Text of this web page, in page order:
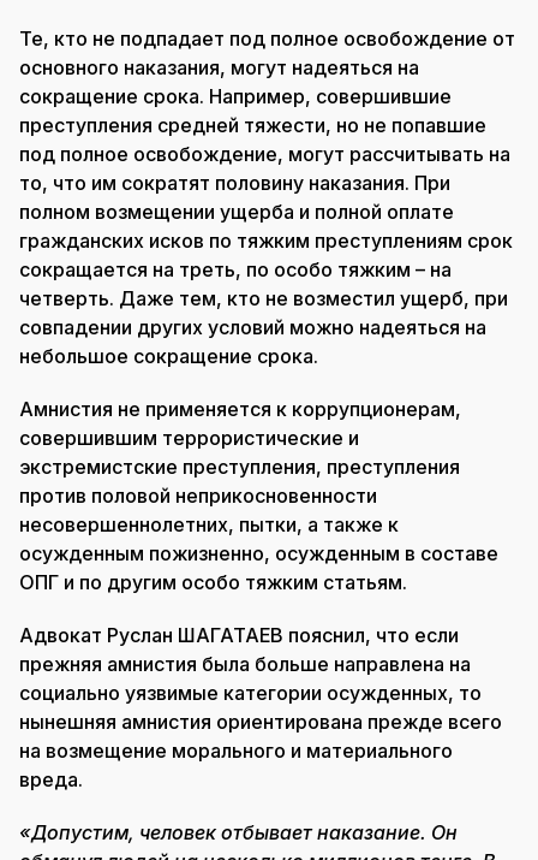
Те, кто не подпадает под полное освобождение от
основного наказания, могут надеяться на
сокращение срока. Например, совершившие
преступления средней тяжести, но не попавшие
под полное освобождение, могут рассчитывать на
то, что им сократят половину наказания. При
полном возмещении ущерба и полной оплате
гражданских исков по тяжким преступлениям срок
сокращается на треть, по особо тяжким – на
четверть. Даже тем, кто не возместил ущерб, при
совпадении других условий можно надеяться на
небольшое сокращение срока.
Амнистия не применяется к коррупционерам,
совершившим террористические и
экстремистские преступления, преступления
против половой неприкосновенности
несовершеннолетних, пытки, а также к
осужденным пожизненно, осужденным в составе
ОПГ и по другим особо тяжким статьям.
Адвокат Руслан ШАГАТАЕВ пояснил, что если
прежняя амнистия была больше направлена на
социально уязвимые категории осужденных, то
нынешняя амнистия ориентирована прежде всего
на возмещение морального и материального
вреда.
«Допустим, человек отбывает наказание. Он